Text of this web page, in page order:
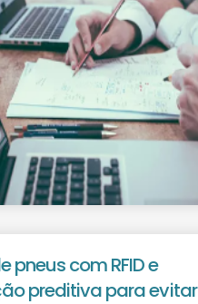
pneus com RFID e
preditiva para evitar